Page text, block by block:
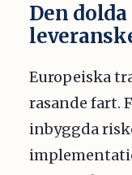
Den
Europeiska
rasande fart.
inbyggda